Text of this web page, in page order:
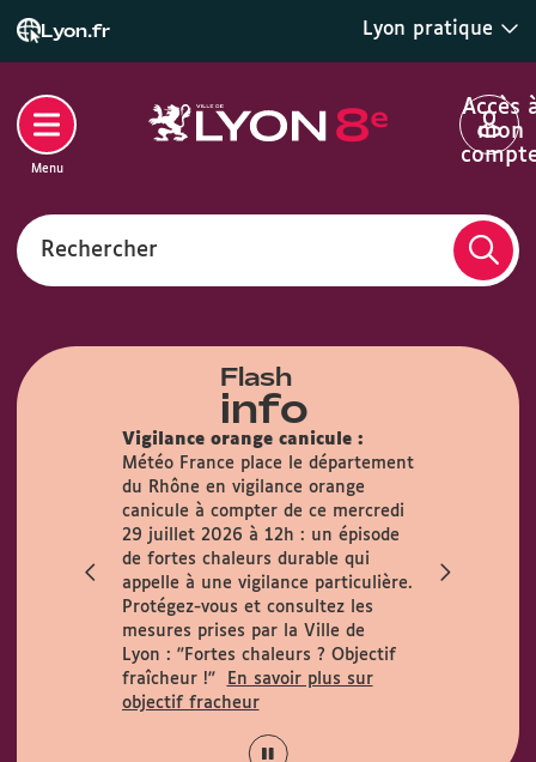
Lyon.fr Lyon pratique
Rechercher
Accès
mon
Menu
Flash
info
Vigilance orange canicule :
Météo France place le département
du Rhône en vigilance orange
canicule à compter de ce mercredi
29 juillet 2026 à 12h : un épisode
de fortes chaleurs durable qui
appelle à une vigilance particulière.
Protégez-vous et consultez les
mesures prises par la Ville de
Lyon : "Fortes chaleurs ? Objectif
fraîcheur !"
En savoir plus sur
objectif fracheur